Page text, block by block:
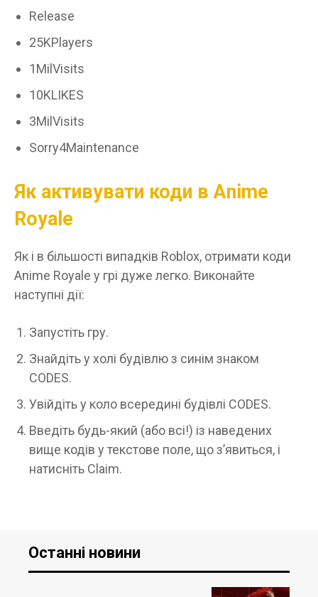
Release
25KPlayers
1MilVisits
10KLIKES
3MilVisits
Sorry4Maintenance
Як активувати коди в Anime
Royale
Як і в більшості випадків Roblox, отримати коди
Anime Royale у грі дуже легко. Виконайте
наступні дії:
Запустіть гру.
Знайдіть у холі будівлю з синім знаком
CODES.
Увійдіть у коло всередині будівлі CODES.
Введіть будь-який (або всі!) із наведених
вище кодів у текстове поле, що з’явиться, і
натисніть Claim.
Останні новини